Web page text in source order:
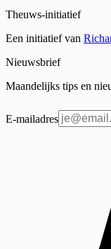
Theuws-initiatief
Een initiatief van
Nieuwsbrief
Maandelijks tips en
E-mailadres